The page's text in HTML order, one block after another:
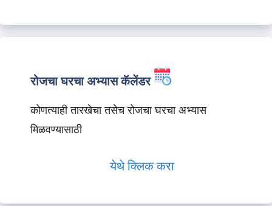
रोजचा घरचा अभ्यास कॅलेंडर
कोणत्याही तारखेचा तसेच रोजचा घरचा अभ्यास
मिळवण्यासाठी
येथे क्लिक करा